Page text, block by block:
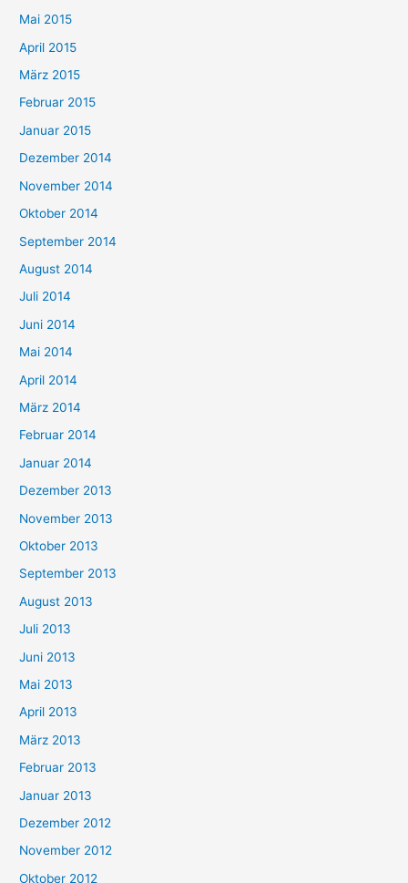
Mai 2015
April 2015
März 2015
Februar 2015
Januar 2015
Dezember 2014
November 2014
Oktober 2014
September 2014
August 2014
Juli 2014
Juni 2014
Mai 2014
April 2014
März 2014
Februar 2014
Januar 2014
Dezember 2013
November 2013
Oktober 2013
September 2013
August 2013
Juli 2013
Juni 2013
Mai 2013
April 2013
März 2013
Februar 2013
Januar 2013
Dezember 2012
November 2012
Oktober 2012